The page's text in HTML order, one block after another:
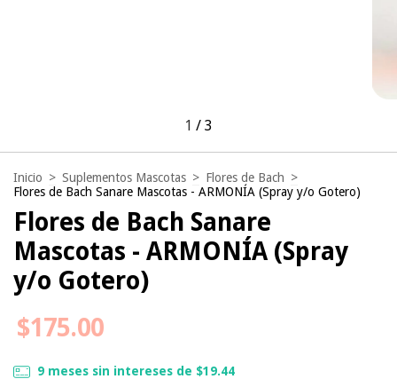
1 / 3
Inicio > Suplementos Mascotas > Flores de Bach >
Flores de Bach Sanare Mascotas - ARMONÍA (Spray y/o Gotero)
Flores de Bach Sanare
Mascotas - ARMONÍA (Spray
y/o Gotero)
$175.00
9 meses sin intereses de $19.44